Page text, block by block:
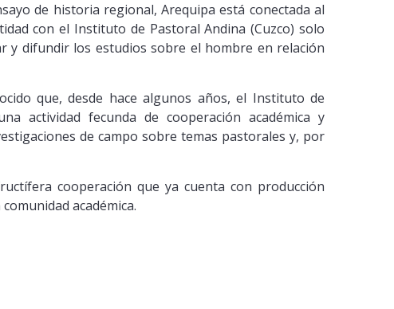
de historia regional, Arequipa está conectada al
con el Instituto de Pastoral Andina (Cuzco) solo
difundir los estudios sobre el hombre en relación
que, desde hace algunos años, el Instituto de
actividad fecunda de cooperación académica y
de campo sobre temas pastorales y, por
cooperación que ya cuenta con producción
académica.